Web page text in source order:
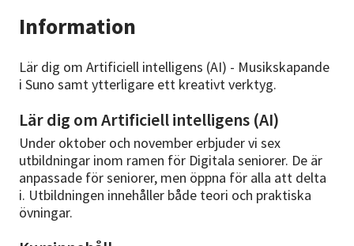
Information
Lär dig om Artificiell intelligens (AI) - Musikskapande
i Suno samt ytterligare ett kreativt verktyg.
Lär dig om Artificiell intelligens (AI)
Under oktober och november erbjuder vi sex
utbildningar inom ramen för Digitala seniorer. De är
anpassade för seniorer, men öppna för alla att delta
i. Utbildningen innehåller både teori och praktiska
övningar.